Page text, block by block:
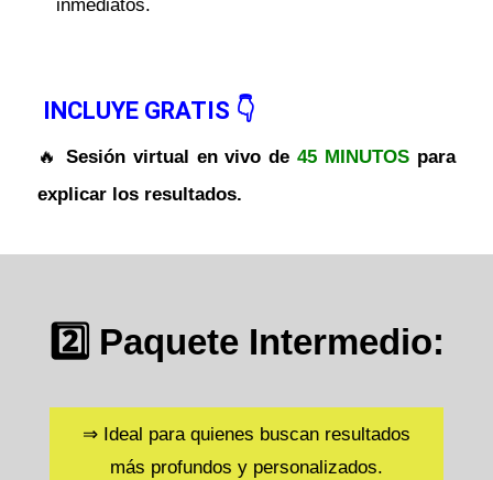
inmediatos.
INCLUYE GRATIS 👇
🔥Sesión virtual en vivo de45 MINUTOSpara
explicar los resultados.
2️⃣ Paquete Intermedio:
⇒ Ideal para quienes buscan resultados
más profundos y personalizados.